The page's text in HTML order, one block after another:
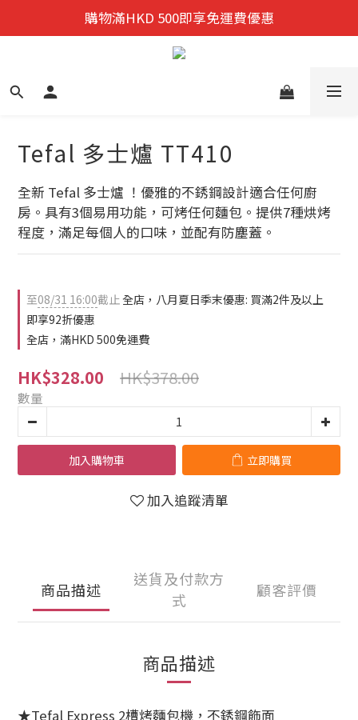
迎新禮遇:  新會員首次購物 尊享全單9折優惠!
購物滿HKD 500即享免運費優惠
迎新禮遇:  新會員首次購物 尊享全單9折優惠!
Tefal 多士爐 TT410
全新 Tefal 多士爐 ！優雅的不銹鋼設計適合任何廚
房。具有3個易用功能，可烤任何麵包。提供7種烘烤
程度，滿足每個人的口味，並配有防塵蓋。
至08/31 16:00截止全店，八月夏日季末優惠: 買滿2件及以上
即享92折優惠
全店，滿HKD 500免運費
HK$328.00 HK$378.00
數量
加入購物車 立即購買
加入追蹤清單
商品描述
送貨及付款方
式
顧客評價
商品描述
★Tefal Express 2槽烤麵包機，不銹鋼飾面